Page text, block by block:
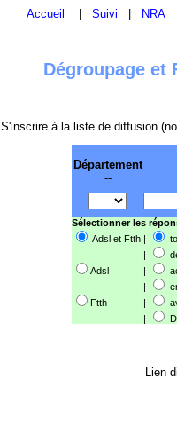
Accueil Suivi NRA
Dégroupage et
S'inscrire à la liste de diffusion
Département
--
Sélectionner les
Adsl et Ftth |
|
Adsl |
|
Ftth
|
|
Lien